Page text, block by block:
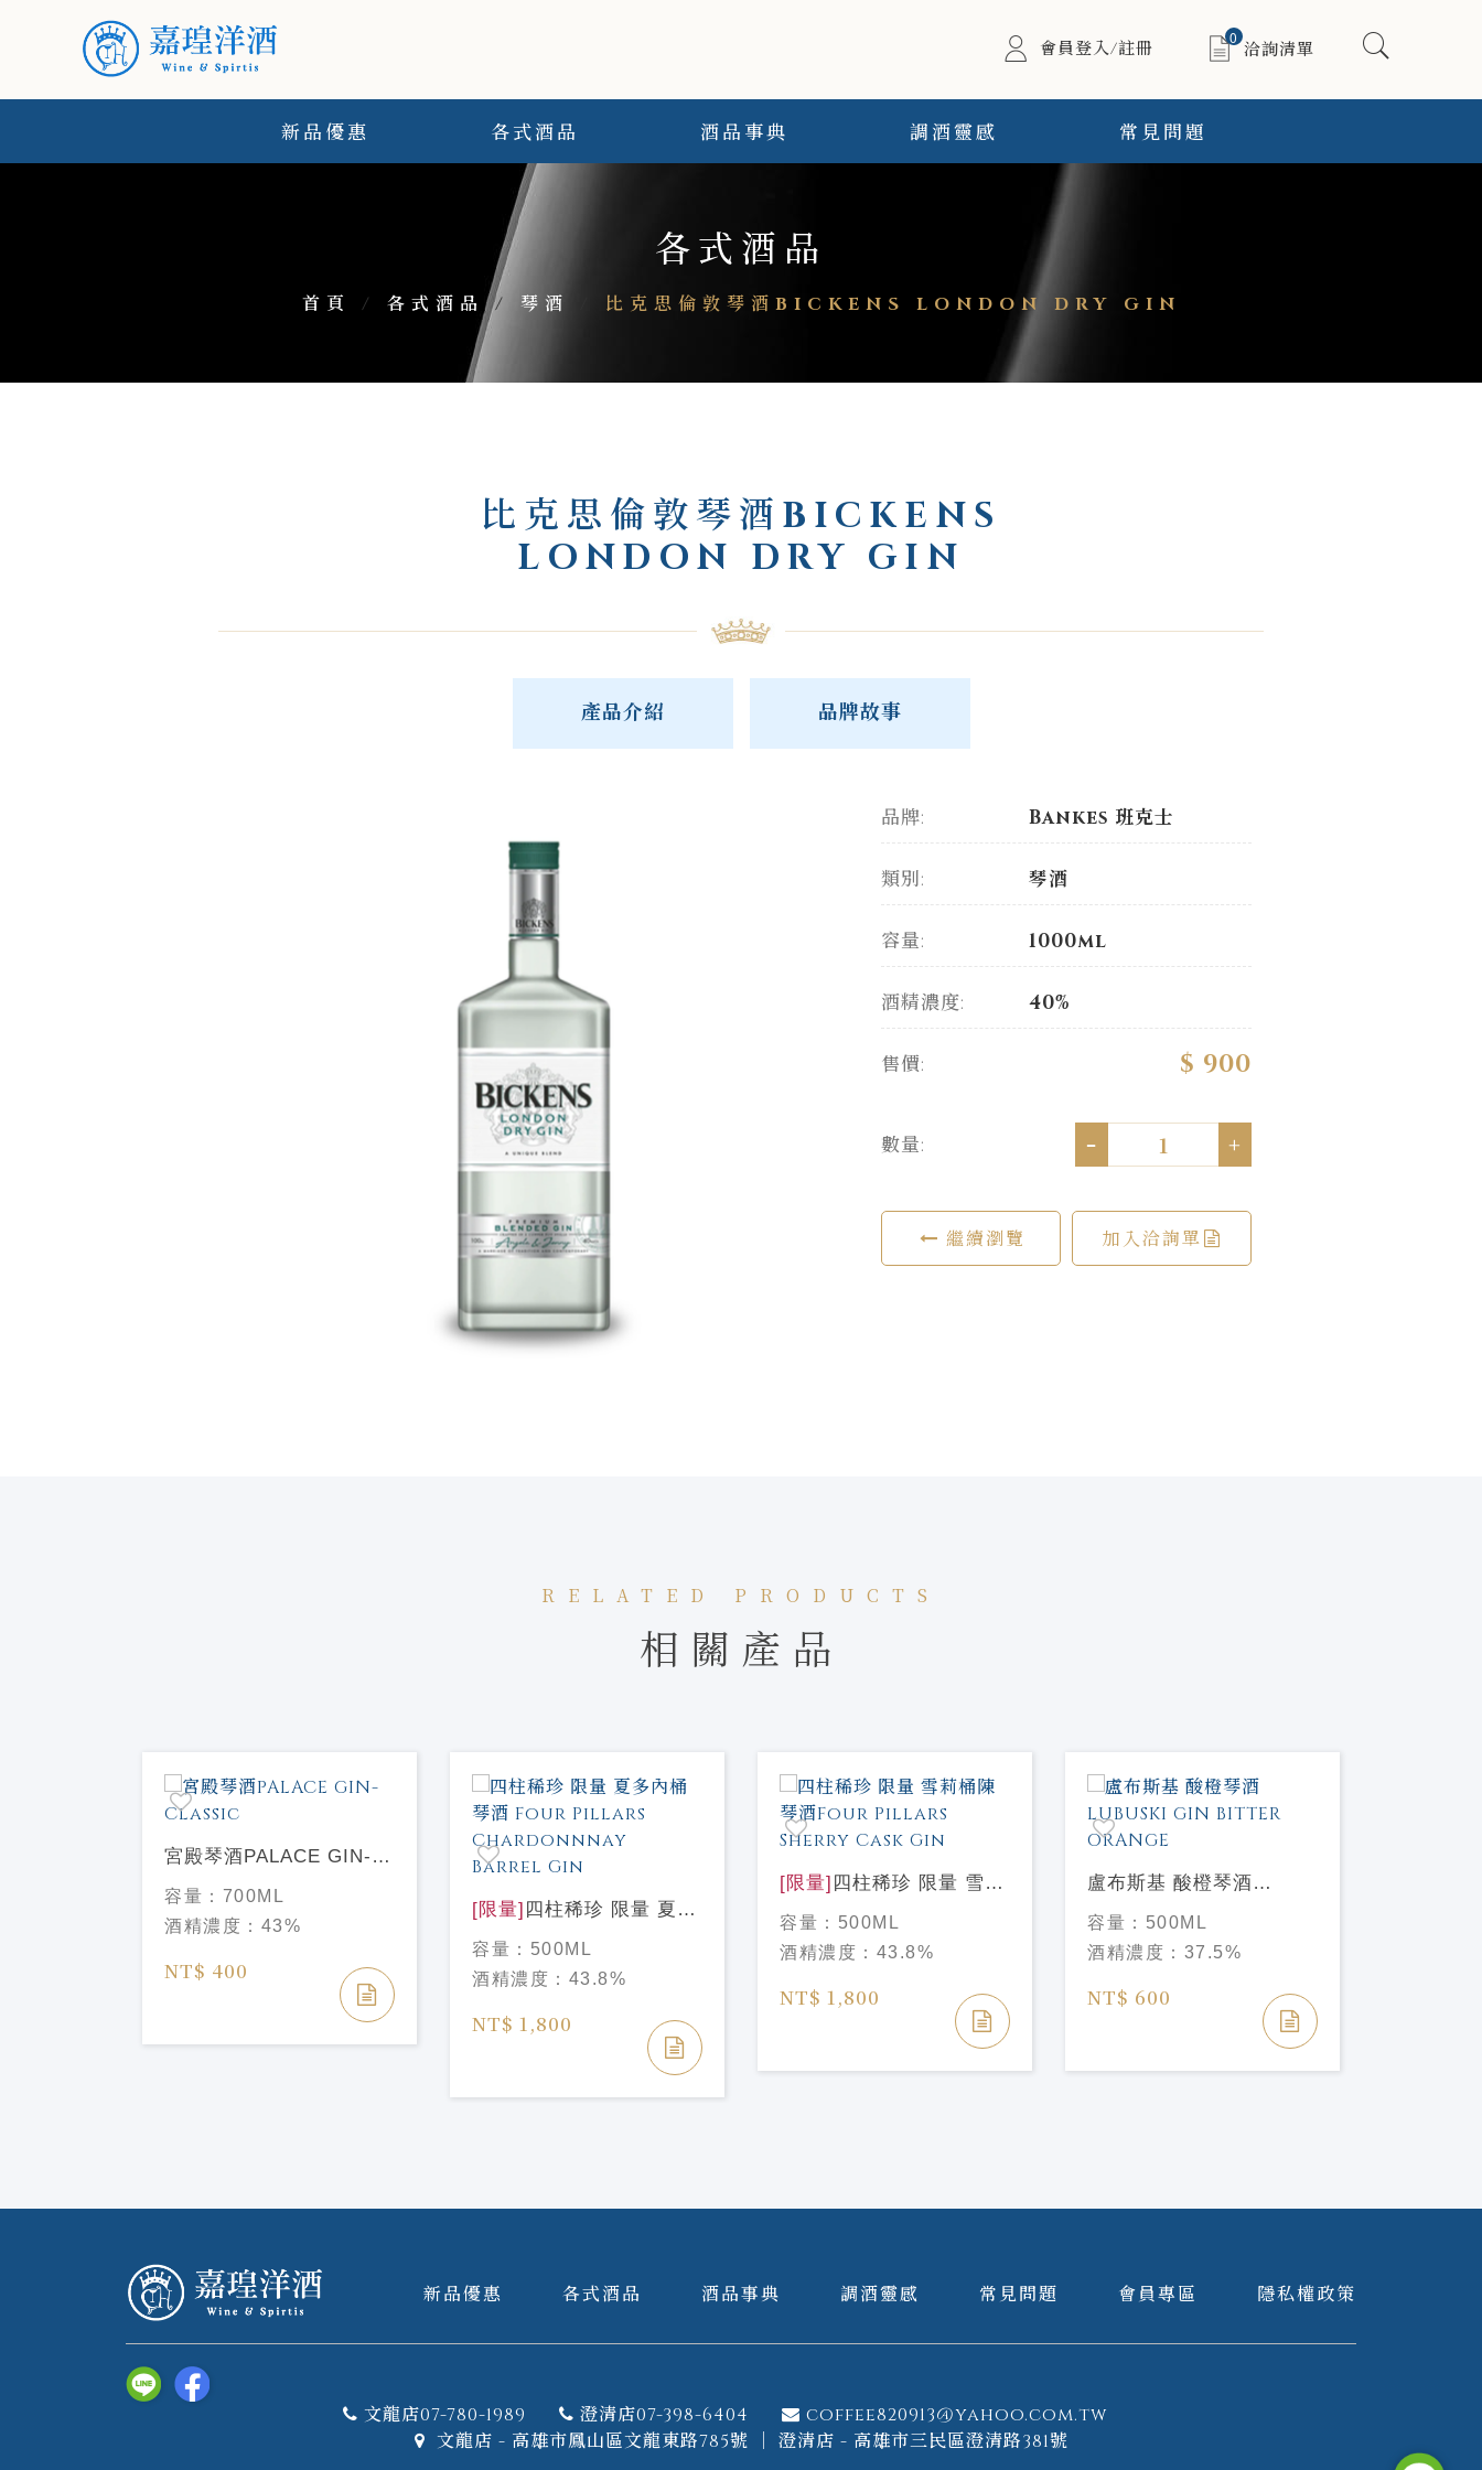
會員登入/註冊 0
洽詢清單
新品優惠 各式酒品 酒品事典 調酒靈感 常見問題
各式酒品
首頁 / 各式酒品 / 琴酒 比克思倫敦琴酒BICKENS LONDON DRY GIN
比克思倫敦琴酒BICKENS
LONDON DRY GIN
產品介紹 品牌故事
品牌: Bankes 班克士
類別: 琴酒
容量: 1000ml
酒精濃度: 40%
售價: $ 900
數量: - +
繼續瀏覽 加入洽詢單
RELATED PRODUCTS
相關產品
宮殿琴酒PALACE GIN-
Classic
容量： 700ML
酒精濃度： 43%
NT$ 400
[限量] 四柱稀珍 限量 夏多
內桶 琴酒 Four Pillars
Chardonnnay Barrel Gin
容量： 500ML
酒精濃度： 43.8%
NT$ 1,800
[限量] 四柱稀珍 限量 雪莉
桶陳 琴酒Four Pillars
Sherry Cask Gin
容量： 500ML
酒精濃度： 43.8%
NT$ 1,800
盧布斯基 酸橙琴酒
LUBUSKI GIN BITTER
ORANGE
容量： 500ML
酒精濃度： 37.5%
NT$ 600
新品優惠 各式酒品 酒品事典 調酒靈感 常見問題 會員專區 隱私權政策
文龍店07-780-1989 澄清店07-398-6404
coffee820913@yahoo.com.tw
文龍店 - 高雄市鳳山區文龍東路785號 ｜ 澄清店 - 高雄市三民區澄清路381號